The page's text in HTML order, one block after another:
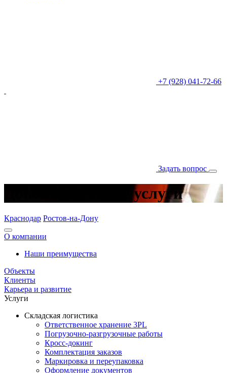
+7 (928) 041-72-66
Задать вопрос
Дополнительные услуги
Краснодар Ростов-на-Дону
О компании
Наши преимущества
Объекты
Клиенты
Карьера и развитие
Услуги
Складская логистика
Ответственное хранение 3PL
Погрузочно-разгрузочные работы
Кросс-докинг
Комплектация заказов
Маркировка и переупаковка
Оформление документов